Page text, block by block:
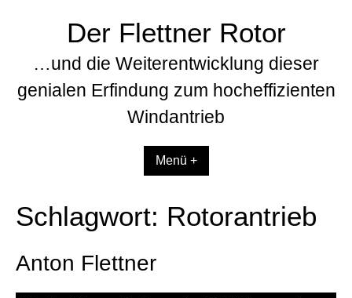
Der Flettner Rotor
…und die Weiterentwicklung dieser
genialen Erfindung zum hocheffizienten
Windantrieb
Menü +
Schlagwort: Rotorantrieb
Anton Flettner